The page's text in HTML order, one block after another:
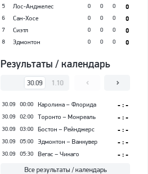
5 Лос-Анджелес 0 0 0 0
6 Сан-Хосе 0 0 0 0
7 Сиэтл 0 0 0 0
8 Эдмонтон 0 0 0 0
Результаты / календарь
30.09 1.10
30.09 00:00 Каролина – Флорида - : -
30.09 02:00 Торонто – Монреаль - : -
30.09 03:00 Бостон – Рейнджерс - : -
30.09 05:00 Эдмонтон – Ванкувер - : -
30.09 05:30 Вегас – Чикаго
- : -
Все результаты / календарь